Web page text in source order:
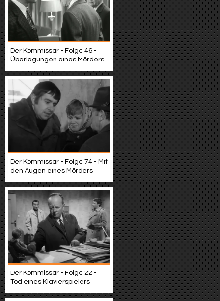
Der Kommissar - Folge 46 -
Überlegungen eines Mörders
Der Kommissar - Folge 74 - Mit
den Augen eines Mörders
Der Kommissar - Folge 22 -
Tod eines Klavierspielers